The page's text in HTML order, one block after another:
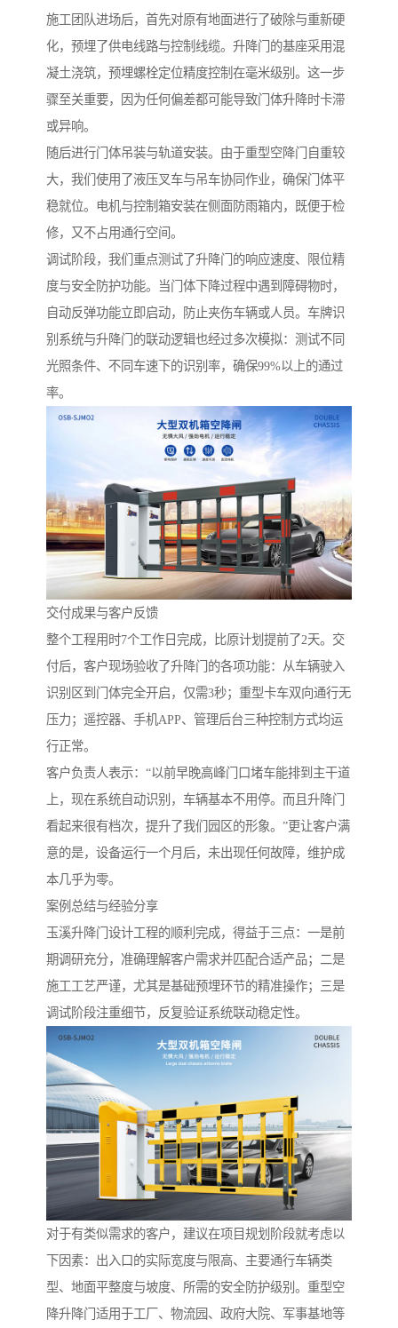
施工团队进场后，首先对原有地面进行了破除与重新硬
化，预埋了供电线路与控制线缆。升降门的基座采用混
凝土浇筑，预埋螺栓定位精度控制在毫米级别。这一步
骤至关重要，因为任何偏差都可能导致门体升降时卡滞
或异响。
随后进行门体吊装与轨道安装。由于重型空降门自重较
大，我们使用了液压叉车与吊车协同作业，确保门体平
稳就位。电机与控制箱安装在侧面防雨箱内，既便于检
修，又不占用通行空间。
调试阶段，我们重点测试了升降门的响应速度、限位精
度与安全防护功能。当门体下降过程中遇到障碍物时，
自动反弹功能立即启动，防止夹伤车辆或人员。车牌识
别系统与升降门的联动逻辑也经过多次模拟：测试不同
光照条件、不同车速下的识别率，确保99%以上的通过
率。
交付成果与客户反馈
整个工程用时7个工作日完成，比原计划提前了2天。交
付后，客户现场验收了升降门的各项功能：从车辆驶入
识别区到门体完全开启，仅需3秒；重型卡车双向通行无
压力；遥控器、手机APP、管理后台三种控制方式均运
行正常。
客户负责人表示：“以前早晚高峰门口堵车能排到主干道
上，现在系统自动识别，车辆基本不用停。而且升降门
看起来很有档次，提升了我们园区的形象。”更让客户满
意的是，设备运行一个月后，未出现任何故障，维护成
本几乎为零。
案例总结与经验分享
玉溪升降门设计工程的顺利完成，得益于三点：一是前
期调研充分，准确理解客户需求并匹配合适产品；二是
施工工艺严谨，尤其是基础预埋环节的精准操作；三是
调试阶段注重细节，反复验证系统联动稳定性。
对于有类似需求的客户，建议在项目规划阶段就考虑以
下因素：出入口的实际宽度与限高、主要通行车辆类
型、地面平整度与坡度、所需的安全防护级别。重型空
降升降门适用于工厂、物流园、政府大院、军事基地等